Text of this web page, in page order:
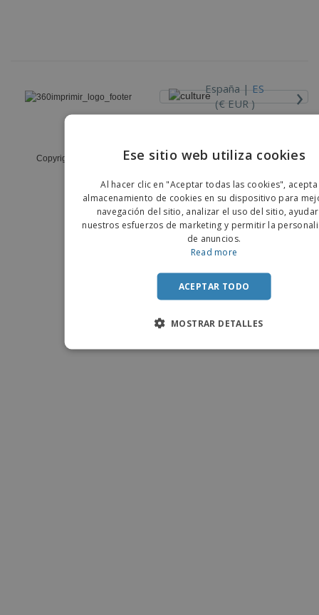
España |ES
(€ EUR )
›
Copyright © 2026 - 360imprimir. Todos los derechos reservados
Ese sitio web utiliza cookies
Al hacer clic en "Aceptar todas las cookies",
almacenamiento de cookies en su dispositivo para
navegación del sitio, analizar el uso del sitio,
nuestros esfuerzos de marketing y permitir la
de anuncios.
Read more
ACEPTAR TODO
MOSTRAR DETALLES